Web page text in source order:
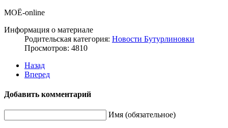
МОЁ-online
Информация о материале
Родительская категория: Новости Бутурлиновки
Просмотров: 4810
Назад
Вперед
Добавить комментарий
Имя (обязательное)